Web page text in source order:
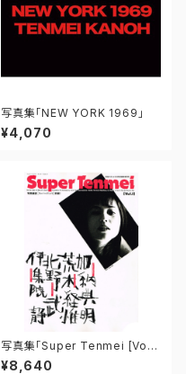
写真集「NEW YORK 1969」
¥4,070
写真集「Super Tenmei [Vol.
1]」
¥8,640